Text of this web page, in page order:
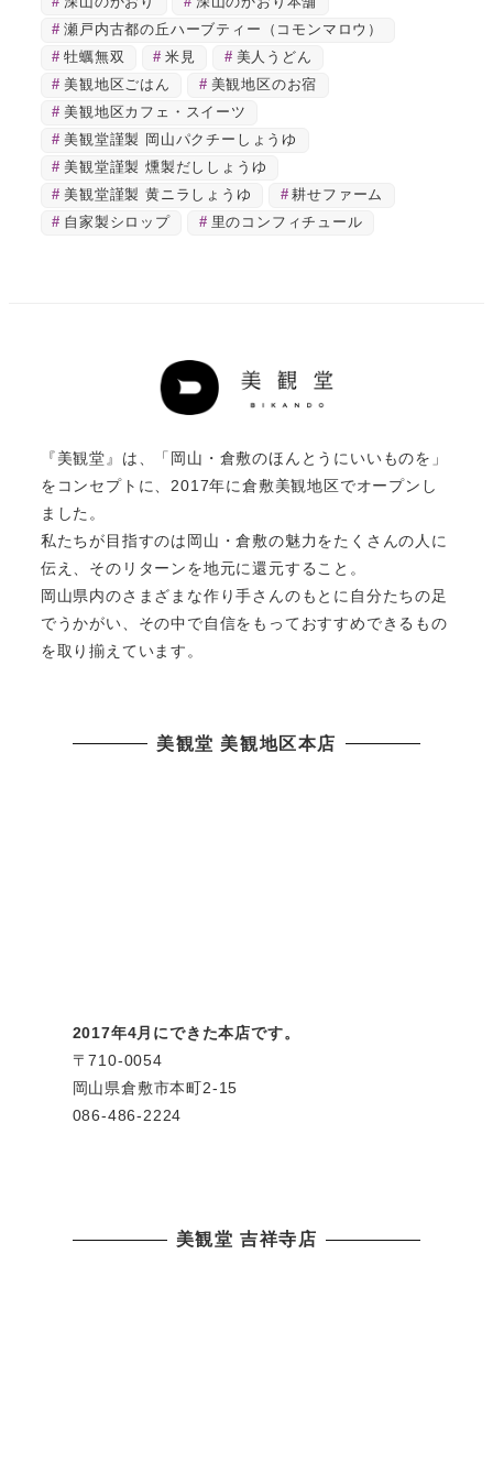
瀬戸内古都の丘ハーブティー（コモンマロウ）
牡蠣無双
米見
美人うどん
美観地区ごはん
美観地区のお宿
美観地区カフェ・スイーツ
美観堂謹製 岡山パクチーしょうゆ
美観堂謹製 燻製だししょうゆ
美観堂謹製 黄ニラしょうゆ
耕せファーム
自家製シロップ
里のコンフィチュール
『美観堂』は、「岡山・倉敷のほんとうにいいものを」
をコンセプトに、2017年に倉敷美観地区でオープンし
ました。
私たちが目指すのは岡山・倉敷の魅力をたくさんの人に
伝え、そのリターンを地元に還元すること。
岡山県内のさまざまな作り手さんのもとに自分たちの足
でうかがい、その中で自信をもっておすすめできるもの
を取り揃えています。
美観堂 美観地区本店
2017年4月にできた本店です。
〒710-0054
岡山県倉敷市本町2-15
086-486-2224
美観堂 吉祥寺店